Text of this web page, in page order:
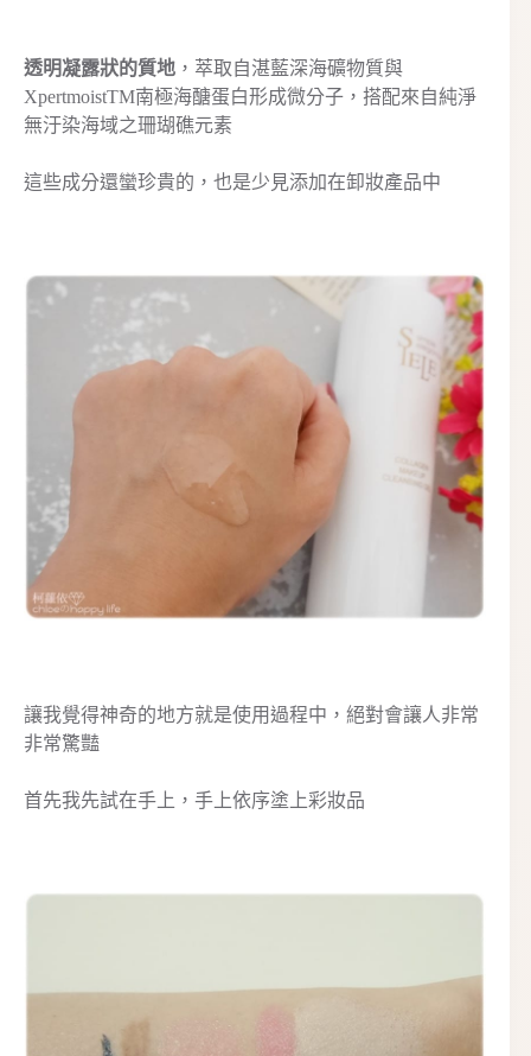
透明凝露狀的質地 ，萃取自湛藍深海礦物質與
XpertmoistTM南極海醣蛋白形成微分子，搭配來自純淨
無汙染海域之珊瑚礁元素
這些成分還蠻珍貴的，也是少見添加在卸妝產品中
讓我覺得神奇的地方就是使用過程中，絕對會讓人非常
非常驚豔
首先我先試在手上，手上依序塗上彩妝品